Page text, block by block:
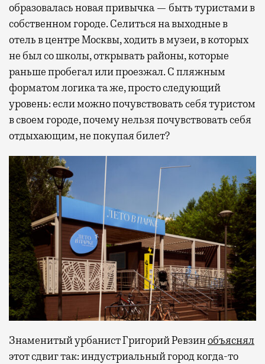
образовалась новая привычка — быть туристами в
собственном городе. Селиться на выходные в
отель в центре Москвы, ходить в музеи, в которых
не был со школы, открывать районы, которые
раньше пробегал или проезжал. С пляжным
форматом логика та же, просто следующий
уровень: если можно почувствовать себя туристом
в своем городе, почему нельзя почувствовать себя
отдыхающим, не покупая билет?
Знаменитый урбанист Григорий Ревзинобъяснял
этот сдвиг так: индустриальный город когда-то